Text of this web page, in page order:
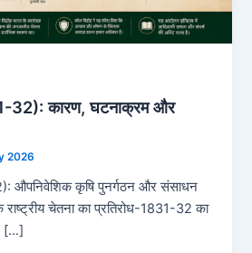
32): कारण, घटनाक्रम और
2026
औपनिवेशिक कृषि पुनर्गठन और संसाधन
राष्ट्रीय चेतना का प्रतिरोध-1831-32 का
[…]